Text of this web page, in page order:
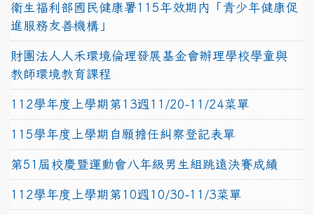
衛生福利部國民健康署115年效期內「青少年健康促
進服務友善機構」
財團法人人禾環境倫理發展基金會辦理學校學童與
教師環境教育課程
112學年度上學期第13週11/20-11/24菜單
115學年度上學期自願擔任糾察登記表單
第51屆校慶暨運動會八年級男生組跳遠決賽成績
112學年度上學期第10週10/30-11/3菜單